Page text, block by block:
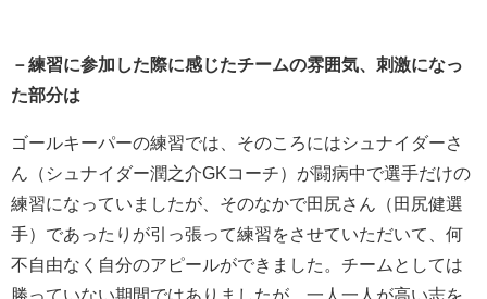
－練習に参加した際に感じたチームの雰囲気、刺激になっ
た部分は
ゴールキーパーの練習では、そのころにはシュナイダーさ
ん（シュナイダー潤之介GKコーチ）が闘病中で選手だけの
練習になっていましたが、そのなかで田尻さん（田尻健選
手）であったりが引っ張って練習をさせていただいて、何
不自由なく自分のアピールができました。チームとしては
勝っていない期間ではありましたが、一人一人が高い志を